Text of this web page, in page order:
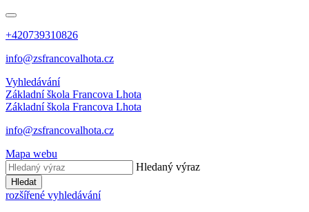
+420739310826
info@zsfrancovalhota.cz
Vyhledávání
Základní škola Francova Lhota
Základní škola Francova Lhota
info@zsfrancovalhota.cz
Mapa webu
Hledaný výraz
Hledat
rozšířené vyhledávání